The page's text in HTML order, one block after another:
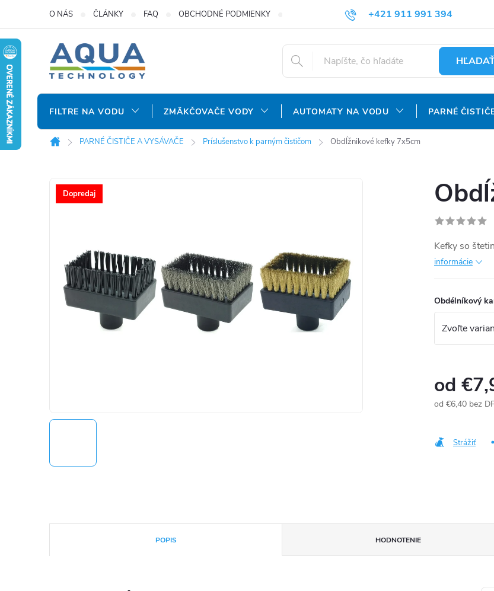
obsah
+421 911 991 394
info@aquatechnology.sk
O NÁS ČLÁNKY FAQ OBCHODNÉ PODMIENKY REKLAMAČNÝ PORIADOK OCHRANA OSOBNÝCH
FILTRE NA VODU ZMÄKČOVAČE VODY AUTOMATY NA VODU PARNÉ
Domov
PARNÉ ČISTIČE A VYSÁVAČE Príslušenstvo k parným čističom Obdĺžnikové kefky 7x5cm
Dopredaj
Kefky so
informácie
Obdélníkový
od
od €6,40 bez
Strážiť
POPIS HODNOTENIE